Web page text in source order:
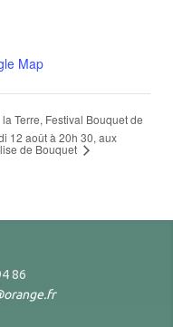
Map
Terre, Festival Bouquet de
12 août à 20h 30, aux
de Bouquet
86